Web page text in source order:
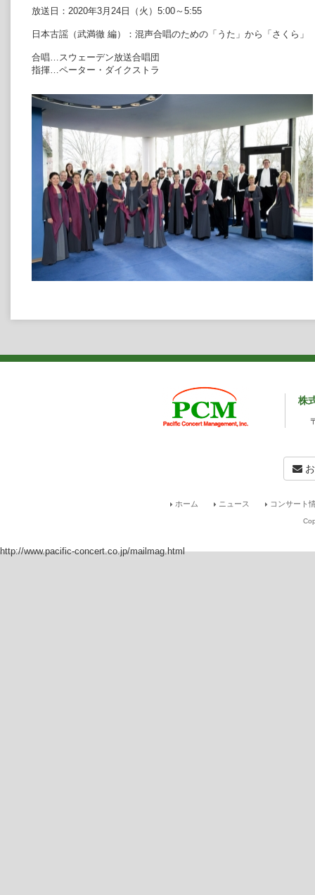
放送日：2020年3月24日（火）5:00～5:55
日本古謡（武満徹 編）：混声合唱のための「うた」から「さくら」
合唱…スウェーデン放送合唱団
指揮…ペーター・ダイクストラ
株
ホーム ニュース コンサート
http://www.pacific-concert.co.jp/mailmag.html